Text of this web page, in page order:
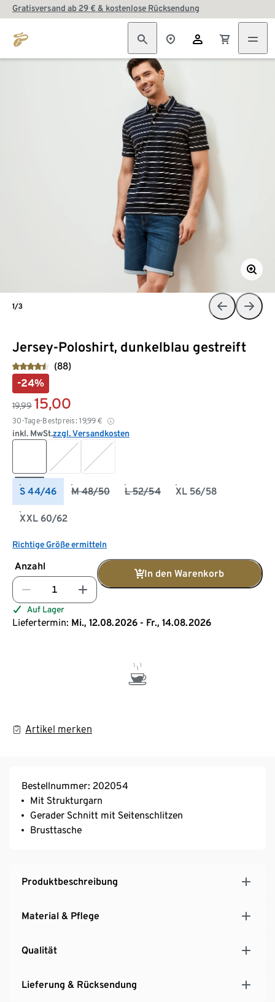
Gratisversand ab 29 € & kostenlose Rücksendung
Jersey-Poloshirt, dunkelblau gestreift
(88)
-24%
19,99 15,00
30-Tage-Bestpreis: 19,99 €
inkl. MwSt.zzgl. Versandkosten
S 44/46 M 48/50 L 52/54 XL 56/58
XXL 60/62
Richtige Größe ermitteln
Anzahl
In den Warenkorb
Auf Lager
Liefertermin: Mi., 12.08.2026 - Fr., 14.08.2026
Artikel merken
1/3
Bestellnummer: 202054
Mit Strukturgarn
Gerader Schnitt mit Seitenschlitzen
Brusttasche
Produktbeschreibung
Material & Pflege
Qualität
Lieferung & Rücksendung